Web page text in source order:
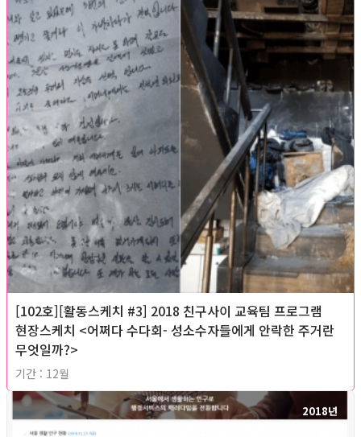
[102호][활동스케치 #3] 2018 친구사이 교육팀 프로그램
현장스케치 <어쩌다 수다회- 성소수자들에게 안락한 주거란
무엇일까?>
기간 : 12월
2018년